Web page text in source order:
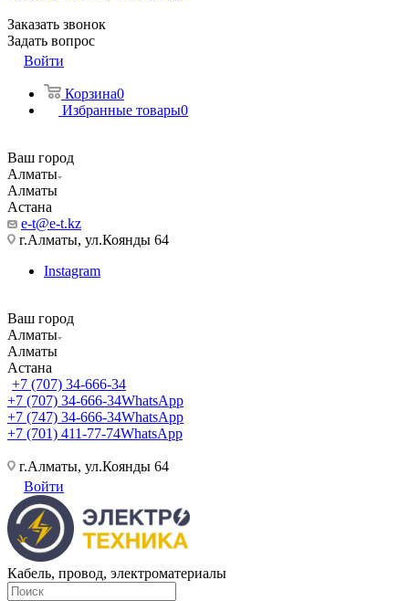
Заказать звонок
Задать вопрос
Войти
Корзина0
Избранные товары0
Ваш город
Алматы
Алматы
Астана
e-t@e-t.kz
г.Алматы, ул.Коянды 64
Instagram
Ваш город
Алматы
Алматы
Астана
+7 (707) 34-666-34
+7 (707) 34-666-34WhatsApp
+7 (747) 34-666-34WhatsApp
+7 (701) 411-77-74WhatsApp
г.Алматы, ул.Коянды 64
Войти
Кабель, провод, электроматериалы